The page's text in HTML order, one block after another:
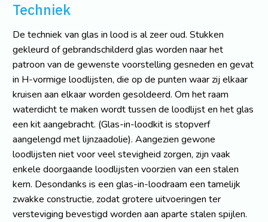
Techniek
De techniek van glas in lood is al zeer oud. Stukken
gekleurd of gebrandschilderd glas worden naar het
patroon van de gewenste voorstelling gesneden en gevat
in H-vormige loodlijsten, die op de punten waar zij elkaar
kruisen aan elkaar worden gesoldeerd. Om het raam
waterdicht te maken wordt tussen de loodlijst en het glas
een kit aangebracht. (Glas-in-loodkit is stopverf
aangelengd met lijnzaadolie). Aangezien gewone
loodlijsten niet voor veel stevigheid zorgen, zijn vaak
enkele doorgaande loodlijsten voorzien van een stalen
kern. Desondanks is een glas-in-loodraam een tamelijk
zwakke constructie, zodat grotere uitvoeringen ter
versteviging bevestigd worden aan aparte stalen spijlen.